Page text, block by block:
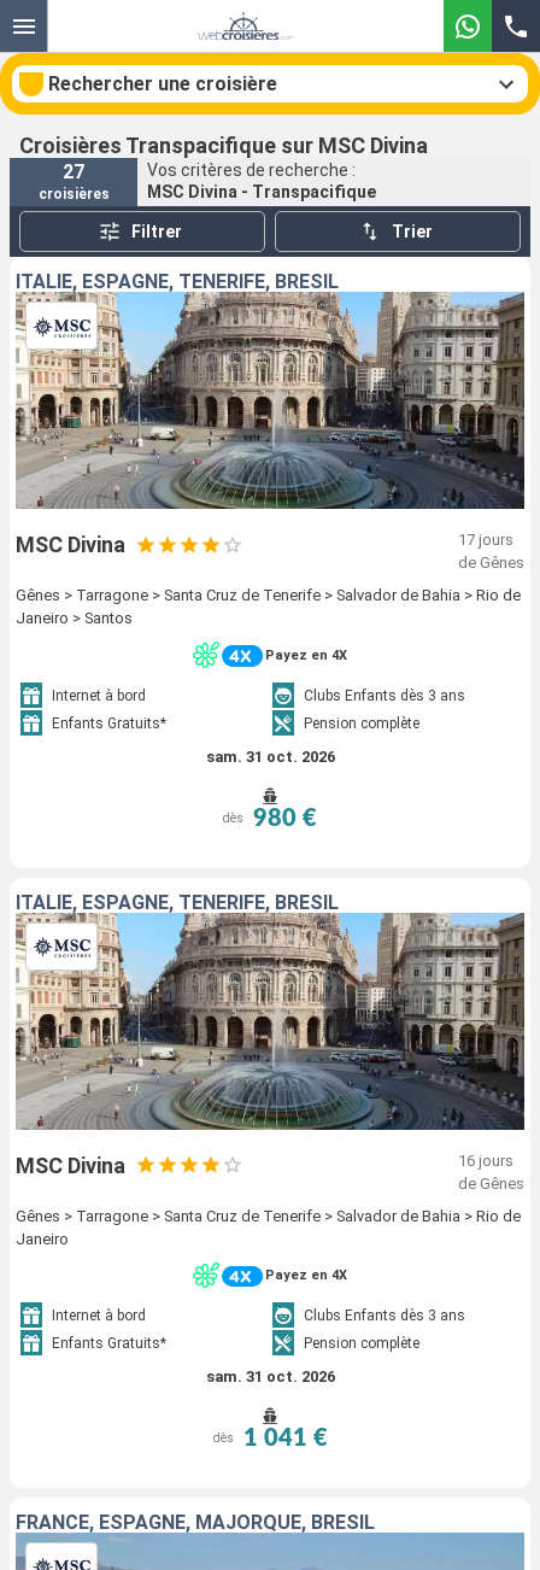
Rechercher une croisière
Nos destinations
Mois de départ
Ports Compagnies
Rechercher
Croisières Transpacifique sur MSC Divina
27
croisières
Vos critères de recherche :
MSC Divina - Transpacifique
Filtrer Trier
ITALIE, ESPAGNE, TENERIFE, BRÉSIL
MSC Divina
17 jours
de Gênes
Gênes > Tarragone > Santa Cruz de Tenerife > Salvador de Bahia > Rio de
Janeiro > Santos
Payez en 4X
Internet à bord
Clubs Enfants dès 3 ans
Enfants Gratuits*
Pension complète
sam. 31 oct. 2026
dès 980 €
ITALIE, ESPAGNE, TENERIFE, BRÉSIL
MSC Divina
16 jours
de Gênes
Gênes > Tarragone > Santa Cruz de Tenerife > Salvador de Bahia > Rio de
Janeiro
Payez en 4X
Internet à bord
Clubs Enfants dès 3 ans
Enfants Gratuits*
Pension complète
sam. 31 oct. 2026
dès 1 041 €
FRANCE, ESPAGNE, MAJORQUE, BRÉSIL